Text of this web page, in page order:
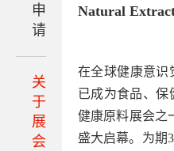
申
请
关
于
展
会
Natural
在全球健康意识
已成为食品、
健康原料展会之
盛大启幕。为期